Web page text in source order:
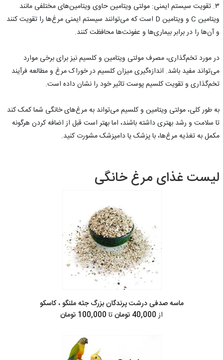
۳. تقویت سیستم ایمنی: مولتی ویتامین حاوی ویتامین‌های مختلفی مانند
ویتامین C و ویتامین D است که می‌توانند سیستم ایمنی مرغ‌ها را تقویت کنند
و آن‌ها را در برابر بیماری‌ها و عفونت‌ها محافظت کنند.
در مورد تخم‌گذاری، مصرف مولتی ویتامین و کلسیم نیز برای برخی موارد
می‌تواند مفید باشد. اندازه‌گیری میزان کلسیم در خوراک مرغ و مطالعه فرآیند
تخم‌گذاری و تقویت کلسیم پوست تاثیر خود را نشان داده است.
به طور کلی، مولتی ویتامین و کلسیم می‌تواند به مرغ‌های خانگی شما کمک کند
تا سلامت و رشد بهتری داشته باشند، اما بهتر است قبل از اضافه کردن هرگونه
مکمل به تغذیه مرغ‌ها، با پزشک یا دامپزشک مشورت کنید.
لیست غذای مرغ خانگی
ماسه صدفی درشت پرندگان بزرگ جثه ملنگو ، کاسکو
از40,000 تومان تا